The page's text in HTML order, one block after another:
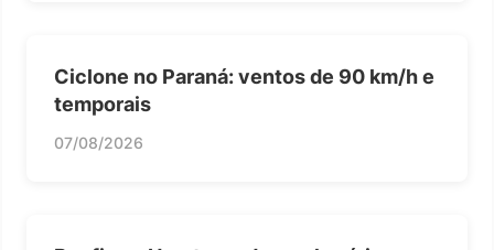
Ciclone no Paraná: ventos de 90 km/h e
temporais
07/08/2026